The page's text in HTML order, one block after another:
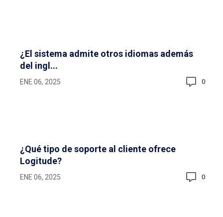
¿El sistema admite otros idiomas además
del ingl...
ENE 06, 2025 0
¿Qué tipo de soporte al cliente ofrece
Logitude?
ENE 06, 2025 0